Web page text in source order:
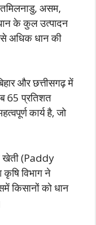
असम,
के कुल उत्पादन
अधिक धान की
और छत्तीसगढ़ में
65 प्रतिशत
कार्य है, जो
खेती (Paddy
विभाग ने
किसानों को धान